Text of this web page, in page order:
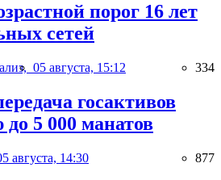
порог 16 лет
сетей
05 августа, 15:12 334
госактивов
5 000 манатов
августа, 14:30 877